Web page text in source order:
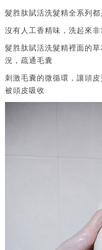
髮胜肽賦活洗髮精全系列
沒有人工香精味，洗起來非
髮胜肽賦活洗髮精裡面的
況，疏通毛囊
刺激毛囊的微循環，讓頭
被頭皮吸收